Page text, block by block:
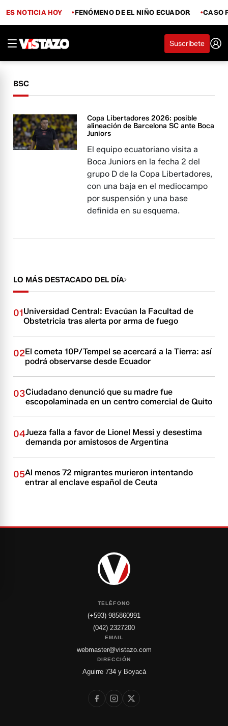
ES NOTICIA HOY FENÓMENO DE EL NIÑO ECUADOR CASO
Suscríbete
BSC
Copa Libertadores 2026: posible
alineación de Barcelona SC ante Boca
Juniors
El equipo ecuatoriano visita a
Boca Juniors en la fecha 2 del
grupo D de la Copa Libertadores,
con una baja en el mediocampo
por suspensión y una base
definida en su esquema.
LO MÁS DESTACADO DEL DÍA
01Universidad Central: Evacúan la Facultad de
Obstetricia tras alerta por arma de fuego
02El cometa 10P/Tempel se acercará a la Tierra: así
podrá observarse desde Ecuador
03Ciudadano denunció que su madre fue
escopolaminada en un centro comercial de Quito
04Jueza falla a favor de Lionel Messi y desestima
demanda por amistosos de Argentina
05Al menos 72 migrantes murieron intentando
entrar al enclave español de Ceuta
TELÉFONO
(+593) 985860991
(042) 2327200
EMAIL
webmaster@vistazo.com
DIRECCIÓN
Aguirre 734 y Boyacá